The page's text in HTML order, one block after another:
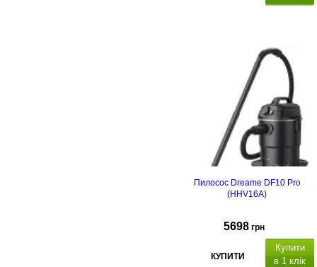
Пилосос Dreame DF10 Pro
(HHV16A)
5698 грн
КУПИТИ
Купити
в 1 клік